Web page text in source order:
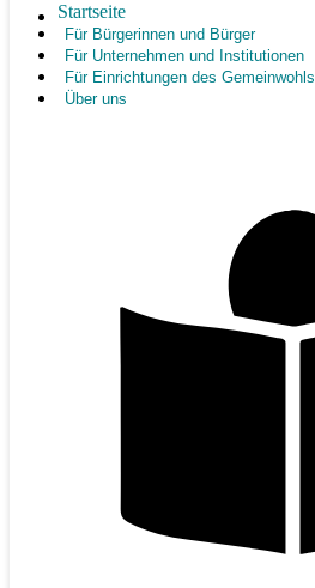
Startseite
Für Bürgerinnen und Bürger
Für Unternehmen und Institutionen
Für Einrichtungen des Gemeinwohls
Über uns